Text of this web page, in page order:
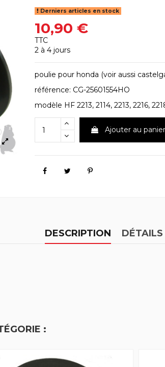
Derniers articles en stock
10,90 €
TTC
2 à 4 jours
poulie pour honda (voir aussi
référence: CG-25601554HO
modèle HF 2213, 2114, 2213, 2216,
Ajouter au panier
DESCRIPTION
: